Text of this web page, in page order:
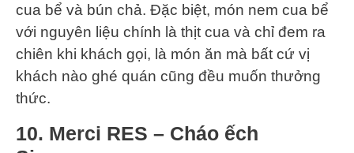
cua bể và bún chả. Đặc biệt, món nem cua bể
với nguyên liệu chính là thịt cua và chỉ đem ra
chiên khi khách gọi, là món ăn mà bất cứ vị
khách nào ghé quán cũng đều muốn thưởng
thức.
10. Merci RES – Cháo ếch